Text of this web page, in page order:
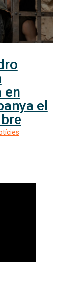
en
el